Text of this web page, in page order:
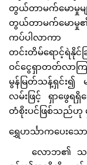
တွယ်တာမက်မောမှုမ
တွယ်တာမက်မောမှု
ကပ်ပါလာကာ သ
တင်းတိမ်‌ရောင့်ရဲနိုင်
ဝင်ငွေရှာတတ်လာက
မွန်မြတ်သန့်ရှင်း
လမ်းဖြင့် ရှာဖွေ
တံစိုးပင်ဖြစ်သည်
ရွှေဟင်္သာကပေးသေ
လောဘ၏ သဘ